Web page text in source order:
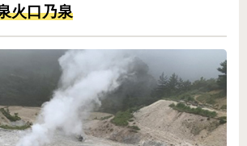
火口乃泉